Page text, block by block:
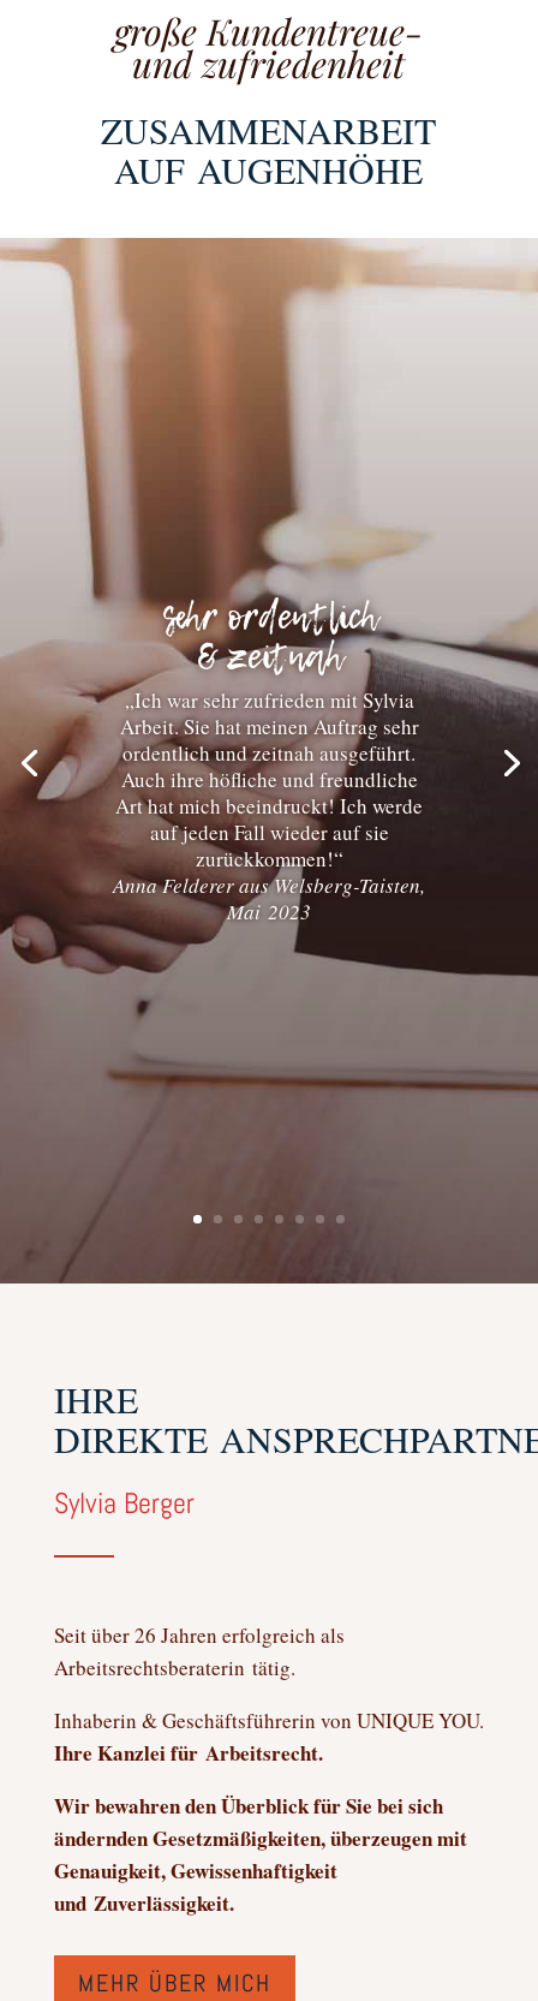
große Kundentreue-
und zufriedenheit
ZUSAMMENARBEIT
AUF AUGENHÖHE
sehr ordentlich
& zeitnah
„Ich war sehr zufrieden mit Sylvia
Arbeit. Sie hat meinen Auftrag sehr
ordentlich und zeitnah ausgeführt.
Auch ihre höfliche und freundliche
Art hat mich beeindruckt! Ich werde
auf jeden Fall wieder auf sie
zurückkommen!“
Anna Felderer aus Welsberg-Taisten,
Mai 2023
IHRE
DIREKTE
Sylvia Berger
Seit über 26 Jahren erfolgreich als
Arbeitsrechtsberaterin tätig.
Inhaberin & Geschäftsführerin von UNIQUE YOU.
Ihre Kanzlei für Arbeitsrecht.
Wir bewahren den Überblick für Sie bei sich
ändernden Gesetzmäßigkeiten, überzeugen mit
Genauigkeit, Gewissenhaftigkeit
und Zuverlässigkeit.
MEHR ÜBER MICH